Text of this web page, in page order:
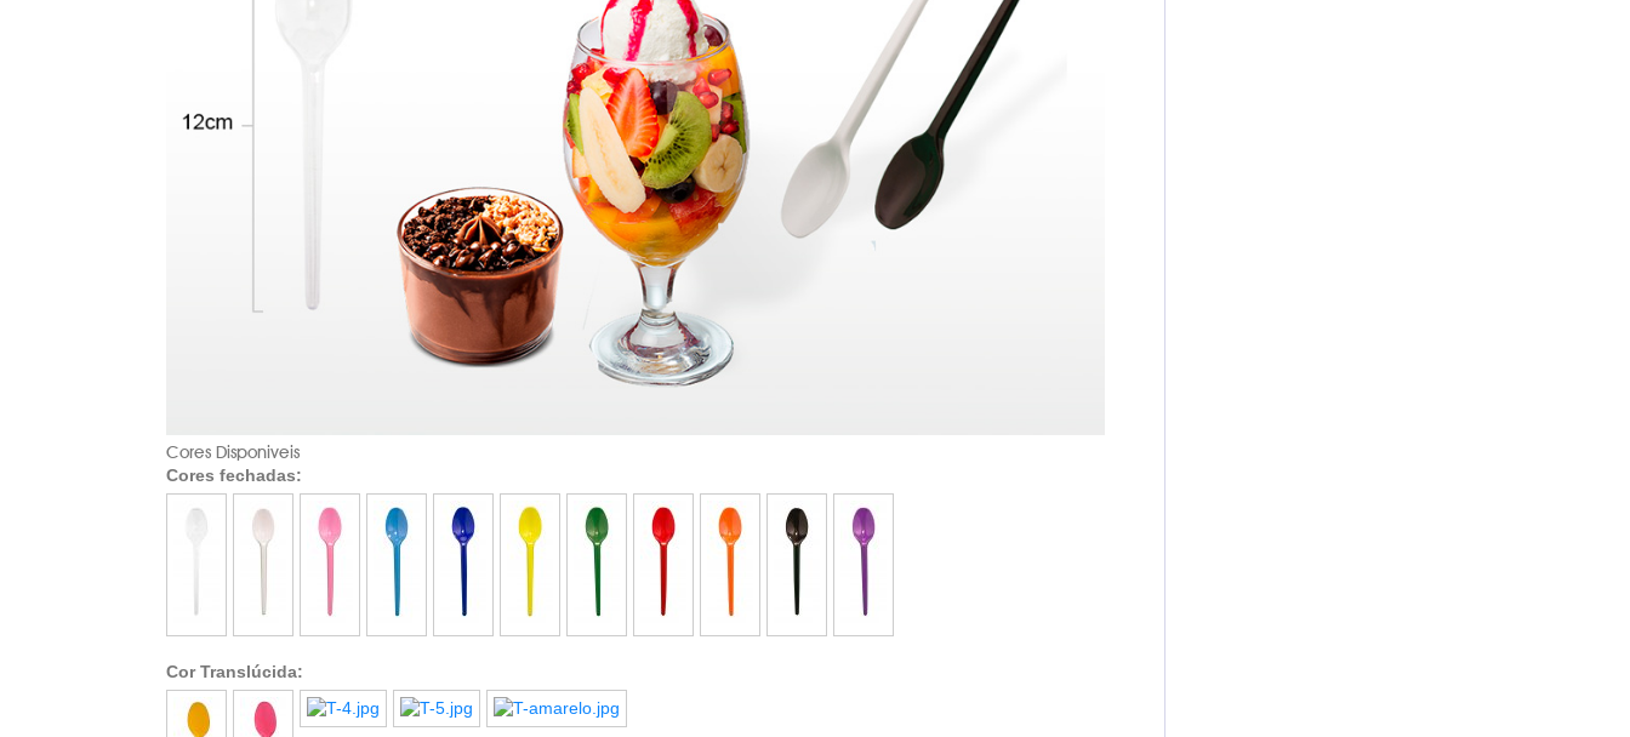
Cores Disponiveis
Cores fechadas:
Cor Translúcida: